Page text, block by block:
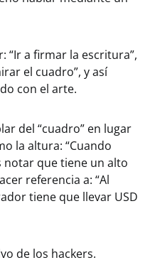
“Ir a firmar la escritura”,
el cuadro”, y así
con el arte.
del “cuadro” en lugar
la altura: “Cuando
notar que tiene un alto
referencia a: “Al
tiene que llevar USD
de los hackers.